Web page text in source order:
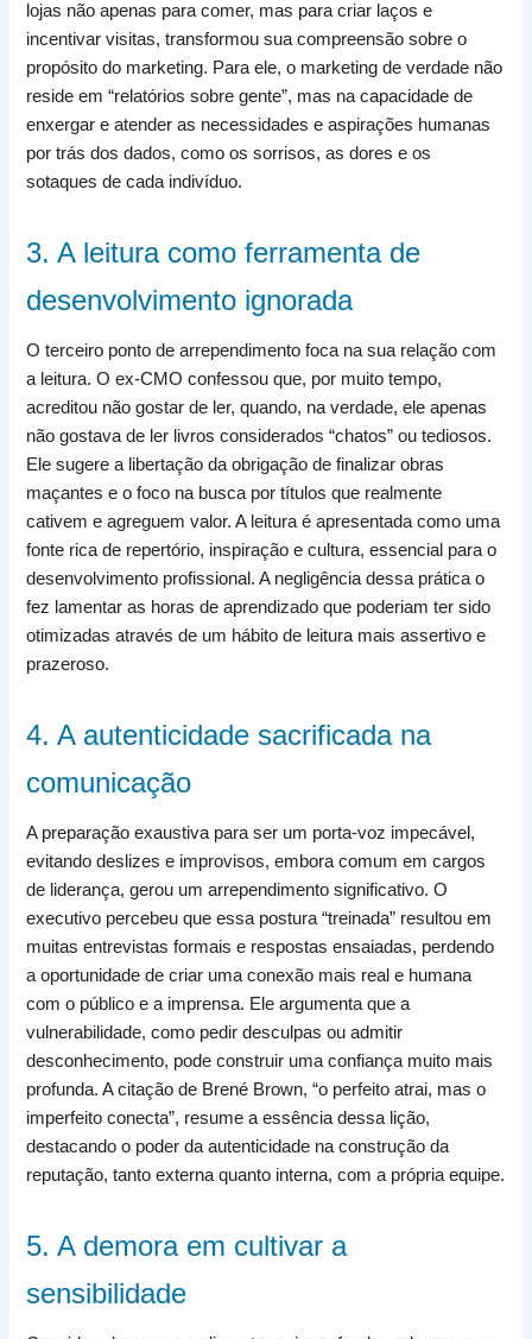
lojas não apenas para comer, mas para criar laços e
incentivar visitas, transformou sua compreensão sobre o
propósito do marketing. Para ele, o marketing de verdade não
reside em “relatórios sobre gente”, mas na capacidade de
enxergar e atender as necessidades e aspirações humanas
por trás dos dados, como os sorrisos, as dores e os
sotaques de cada indivíduo.
3. A leitura como ferramenta de
desenvolvimento ignorada
O terceiro ponto de arrependimento foca na sua relação com
a leitura. O ex-CMO confessou que, por muito tempo,
acreditou não gostar de ler, quando, na verdade, ele apenas
não gostava de ler livros considerados “chatos” ou tediosos.
Ele sugere a libertação da obrigação de finalizar obras
maçantes e o foco na busca por títulos que realmente
cativem e agreguem valor. A leitura é apresentada como uma
fonte rica de repertório, inspiração e cultura, essencial para o
desenvolvimento profissional. A negligência dessa prática o
fez lamentar as horas de aprendizado que poderiam ter sido
otimizadas através de um hábito de leitura mais assertivo e
prazeroso.
4. A autenticidade sacrificada na
comunicação
A preparação exaustiva para ser um porta-voz impecável,
evitando deslizes e improvisos, embora comum em cargos
de liderança, gerou um arrependimento significativo. O
executivo percebeu que essa postura “treinada” resultou em
muitas entrevistas formais e respostas ensaiadas, perdendo
a oportunidade de criar uma conexão mais real e humana
com o público e a imprensa. Ele argumenta que a
vulnerabilidade, como pedir desculpas ou admitir
desconhecimento, pode construir uma confiança muito mais
profunda. A citação de Brené Brown, “o perfeito atrai, mas o
imperfeito conecta”, resume a essência dessa lição,
destacando o poder da autenticidade na construção da
reputação, tanto externa quanto interna, com a própria equipe.
5. A demora em cultivar a
sensibilidade